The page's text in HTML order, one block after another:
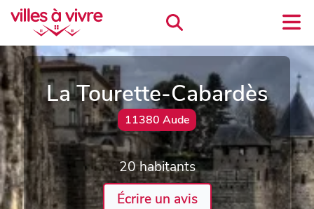
La Tourette-Cabardès
11380 Aude
20 habitants
Écrire un avis